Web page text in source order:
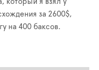
за 2600$,
на 400 баксов.